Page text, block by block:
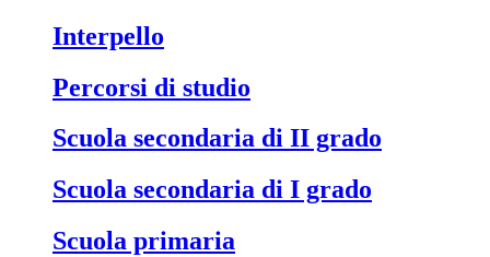
Interpello
Percorsi di studio
Scuola secondaria di II grado
Scuola secondaria di I grado
Scuola primaria